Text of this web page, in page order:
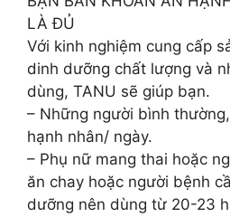
LÀ ĐỦ
Với kinh nghiệm cung cấp
dinh dưỡng chất lượng và
dùng, TANU sẽ giúp bạn.
– Những người bình
hạnh nhân/ ngày.
– Phụ nữ mang thai hoặc
ăn chay hoặc người bệnh
dưỡng nên dùng từ 20-23